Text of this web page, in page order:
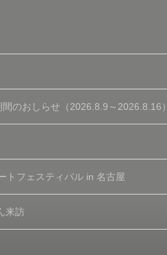
のおしらせ（2026.8.9～2026.8.16）
トフェスティバル in 名古屋
来訪